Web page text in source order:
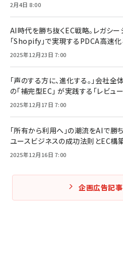
2月4日 8:00
AI時代を勝ち抜くEC戦略。レガシー
「Shopify」で実現するPDCA高速化
2025年12月23日 7:00
「声のする方に、進化する。」会社
の「補完型EC」 が実践する「レビュ
2025年12月17日 7:00
「所有から利用へ」の潮流をAIで勝
ユースビジネスの成功法則とEC構
2025年12月16日 7:00
企画広告記事